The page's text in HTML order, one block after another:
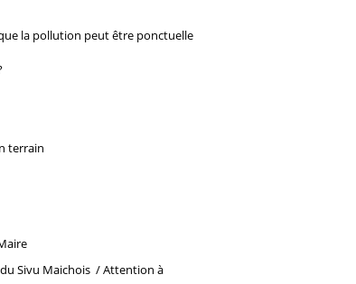
la pollution peut être ponctuelle
terrain
Sivu Maichois / Attention à